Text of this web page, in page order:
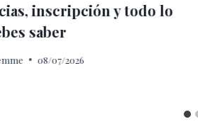
inscripción y todo lo
saber
08/07/2026